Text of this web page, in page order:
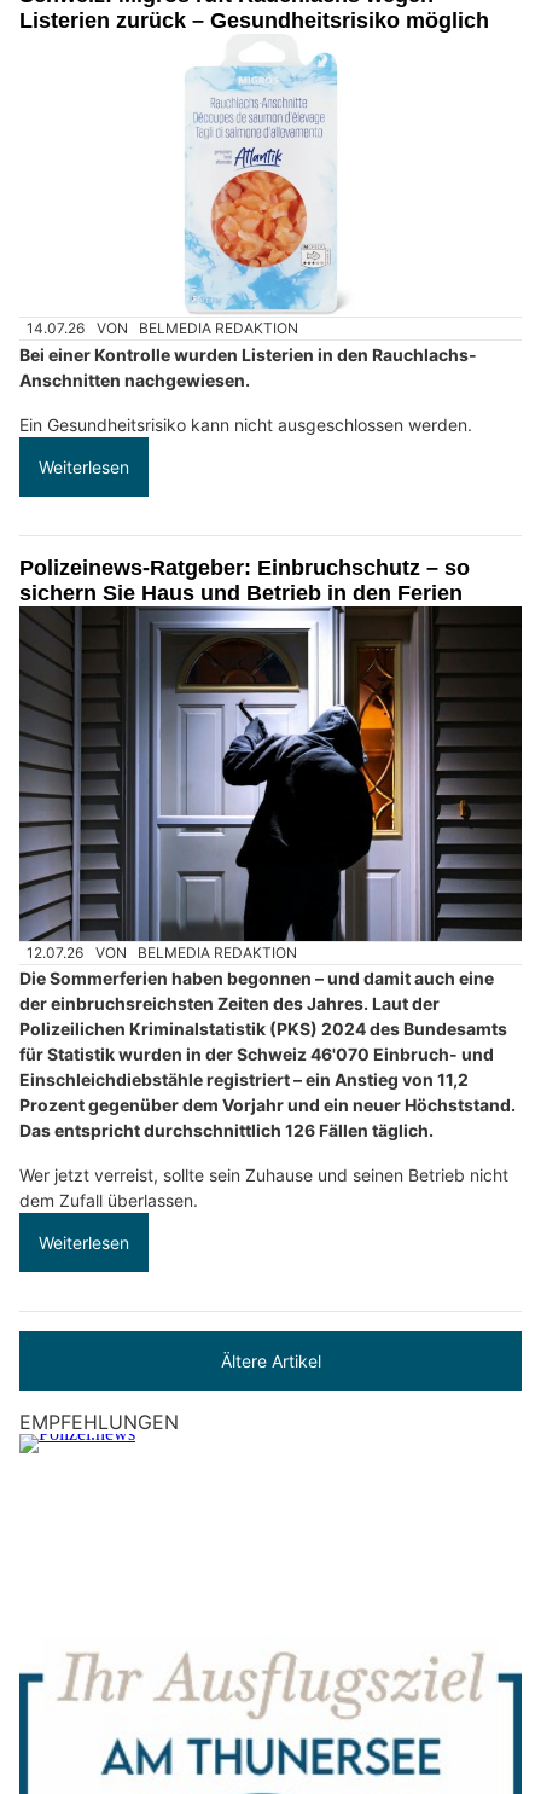
Listerien zurück – Gesundheitsrisiko möglich
14.07.26 VON BELMEDIA REDAKTION
Bei einer Kontrolle wurden Listerien in den Rauchlachs-
Anschnitten nachgewiesen.
Ein Gesundheitsrisiko kann nicht ausgeschlossen werden.
Weiterlesen
Polizeinews-Ratgeber: Einbruchschutz – so
sichern Sie Haus und Betrieb in den Ferien
12.07.26 VON BELMEDIA REDAKTION
Die Sommerferien haben begonnen – und damit auch eine
der einbruchsreichsten Zeiten des Jahres. Laut der
Polizeilichen Kriminalstatistik (PKS) 2024 des Bundesamts
für Statistik wurden in der Schweiz 46'070 Einbruch- und
Einschleichdiebstähle registriert – ein Anstieg von 11,2
Prozent gegenüber dem Vorjahr und ein neuer Höchststand.
Das entspricht durchschnittlich 126 Fällen täglich.
Wer jetzt verreist, sollte sein Zuhause und seinen Betrieb nicht
dem Zufall überlassen.
Weiterlesen
Ältere Artikel
EMPFEHLUNGEN